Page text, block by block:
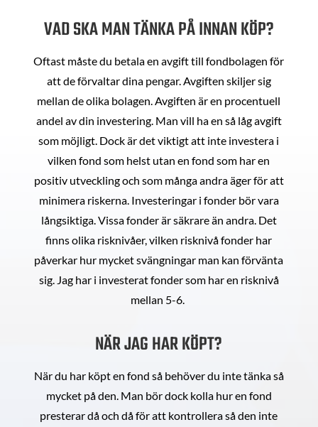
VAD SKA MAN TÄNKA PÅ INNAN KÖP?
Oftast måste du betala en avgift till fondbolagen för
att de förvaltar dina pengar. Avgiften skiljer sig
mellan de olika bolagen. Avgiften är en procentuell
andel av din investering. Man vill ha en så låg avgift
som möjligt. Dock är det viktigt att inte investera i
vilken fond som helst utan en fond som har en
positiv utveckling och som många andra äger för att
minimera riskerna. Investeringar i fonder bör vara
långsiktiga. Vissa fonder är säkrare än andra. Det
finns olika risknivåer, vilken risknivå fonder har
påverkar hur mycket svängningar man kan förvänta
sig. Jag har i investerat fonder som har en risknivå
mellan 5-6.
NÄR JAG HAR KÖPT?
När du har köpt en fond så behöver du inte tänka så
mycket på den. Man bör dock kolla hur en fond
presterar då och då för att kontrollera så den inte